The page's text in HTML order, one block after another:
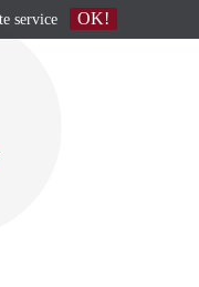
service OK!